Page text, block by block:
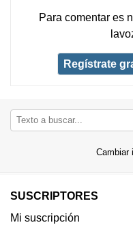
Para comentar es
Regístrate
Cambiar
SUSCRIPTORES
Mi suscripción